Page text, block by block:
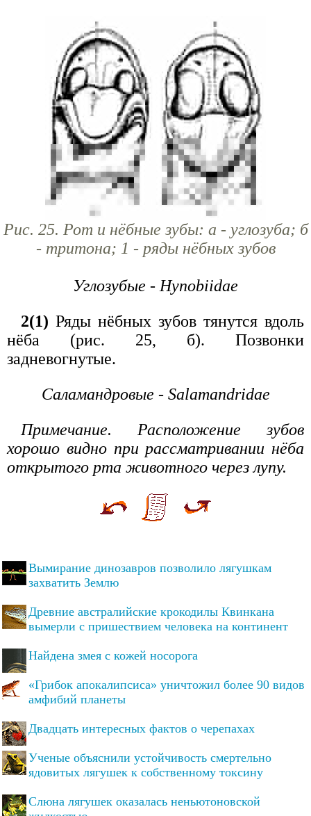
Рис. 25. Рот и нёбные зубы: а - углозуба; б
- тритона; 1 - ряды нёбных зубов
Углозубые - Hynobiidae
2(1) Ряды нёбных зубов тянутся вдоль
нёба (рис. 25, б). Позвонки
задневогнутые.
Саламандровые - Salamandridae
Примечание. Расположение зубов
хорошо видно при рассматривании нёба
открытого рта животного через лупу.
Вымирание динозавров позволило лягушкам
захватить Землю
Древние австралийские крокодилы Квинкана
вымерли с пришествием человека на континент
Найдена змея с кожей носорога
«Грибок апокалипсиса» уничтожил более 90 видов
амфибий планеты
Двадцать интересных фактов о черепахах
Ученые объяснили устойчивость смертельно
ядовитых лягушек к собственному токсину
Слюна лягушек оказалась неньютоновской